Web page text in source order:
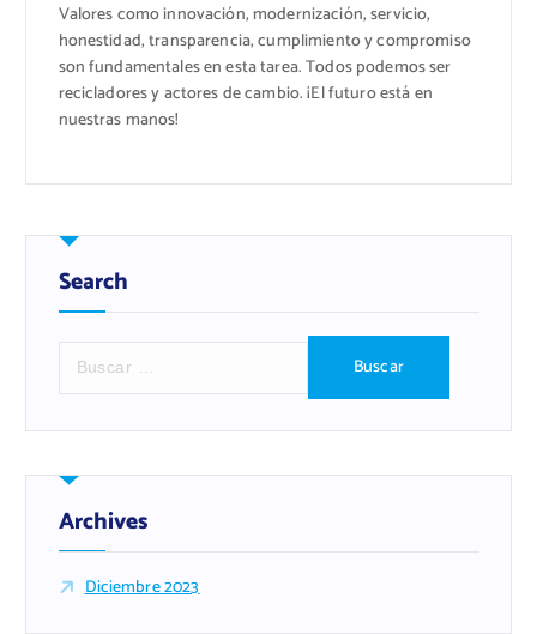
Valores como innovación, modernización, servicio,
honestidad, transparencia, cumplimiento y compromiso
son fundamentales en esta tarea. Todos podemos ser
recicladores y actores de cambio. ¡El futuro está en
nuestras manos!
Search
c
r
Archives
Diciembre 2023